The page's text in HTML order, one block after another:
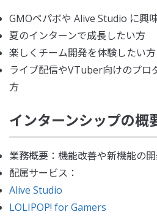
GMOペパボや Alive Studio に興
夏のインターンで成長したい方
楽しくチーム開発を体験したい方
ライブ配信やVTuber向けのプロ
方
インターンシップの概
業務概要：機能改善や新機能の
配属サービス：
Alive Studio
LOLIPOP! for Gamers